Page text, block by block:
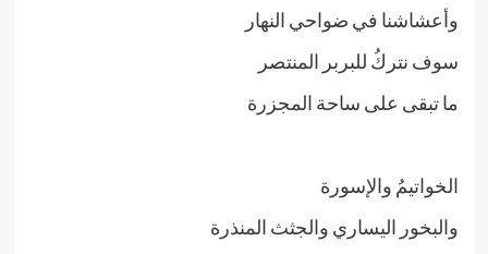
وأعشاشنا في ضواحي النهار
سوف نتركُ للبربر المنتصر
ما تبقى على ساحة المجزرة
الخواتيمُ والإسورة
والبخور اليساري والجثث المنذرة